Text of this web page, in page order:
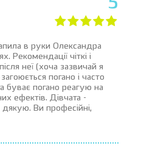
5
в руки Олександра
Рекомендації чіткі і
неї (хоча зазвичай я
погано і часто
буває погано реагую на
ефектів. Дівчата -
Ви професійні,